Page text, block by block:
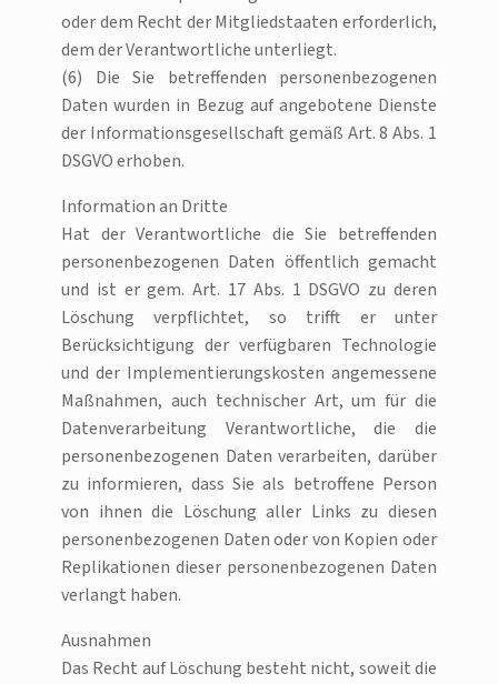
oder dem Recht der Mitgliedstaaten erforderlich,
dem der Verantwortliche unterliegt.
(6) Die Sie betreffenden personenbezogenen
Daten wurden in Bezug auf angebotene Dienste
der Informationsgesellschaft gemäß Art. 8 Abs. 1
DSGVO erhoben.
Information an Dritte
Hat der Verantwortliche die Sie betreffenden
personenbezogenen Daten öffentlich gemacht
und ist er gem. Art. 17 Abs. 1 DSGVO zu deren
Löschung verpflichtet, so trifft er unter
Berücksichtigung der verfügbaren Technologie
und der Implementierungskosten angemessene
Maßnahmen, auch technischer Art, um für die
Datenverarbeitung Verantwortliche, die die
personenbezogenen Daten verarbeiten, darüber
zu informieren, dass Sie als betroffene Person
von ihnen die Löschung aller Links zu diesen
personenbezogenen Daten oder von Kopien oder
Replikationen dieser personenbezogenen Daten
verlangt haben.
Ausnahmen
Das Recht auf Löschung besteht nicht, soweit die